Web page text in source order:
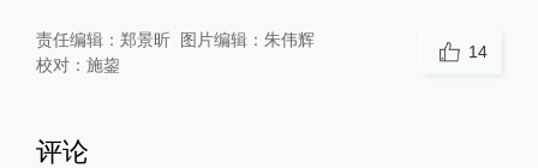
责任编辑： 郑景昕 图片编辑： 朱伟辉
校对： 施鋆
14
评论